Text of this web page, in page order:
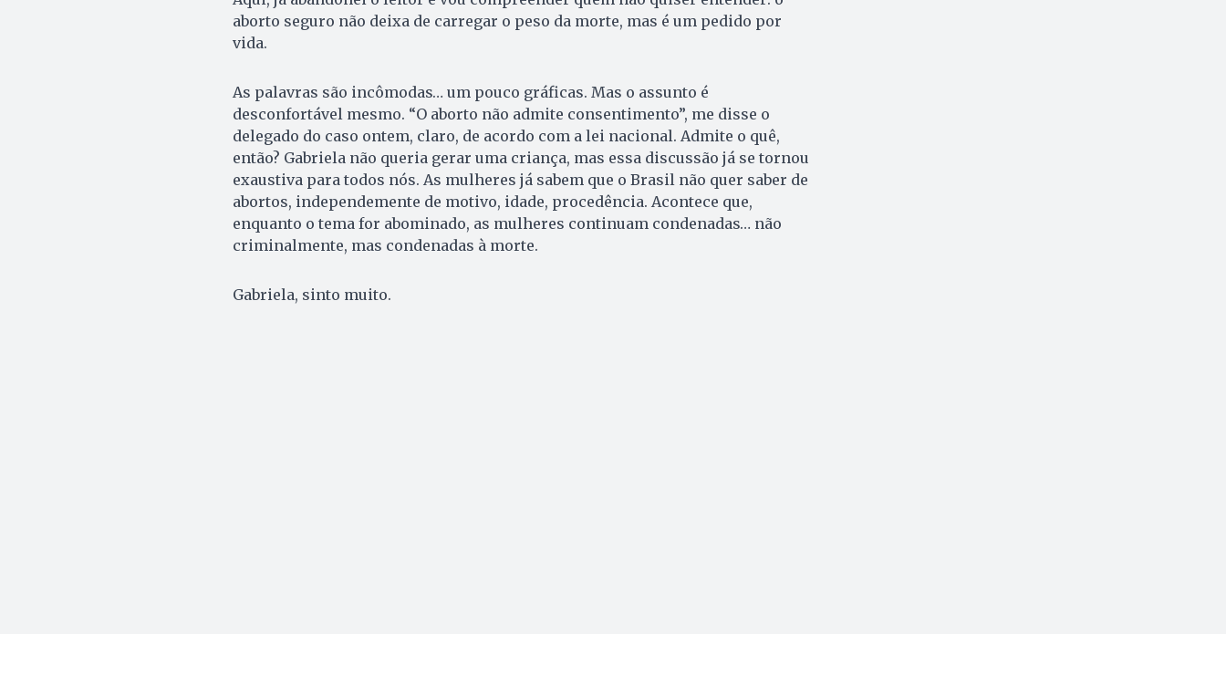
aborto seguro não deixa de carregar o peso da morte, mas é um pedido por
vida.
As palavras são incômodas… um pouco gráficas. Mas o assunto é
desconfortável mesmo. “O aborto não admite consentimento”, me disse o
delegado do caso ontem, claro, de acordo com a lei nacional. Admite o quê,
então? Gabriela não queria gerar uma criança, mas essa discussão já se tornou
exaustiva para todos nós. As mulheres já sabem que o Brasil não quer saber de
abortos, independemente de motivo, idade, procedência. Acontece que,
enquanto o tema for abominado, as mulheres continuam condenadas… não
criminalmente, mas condenadas à morte.
Gabriela, sinto muito.